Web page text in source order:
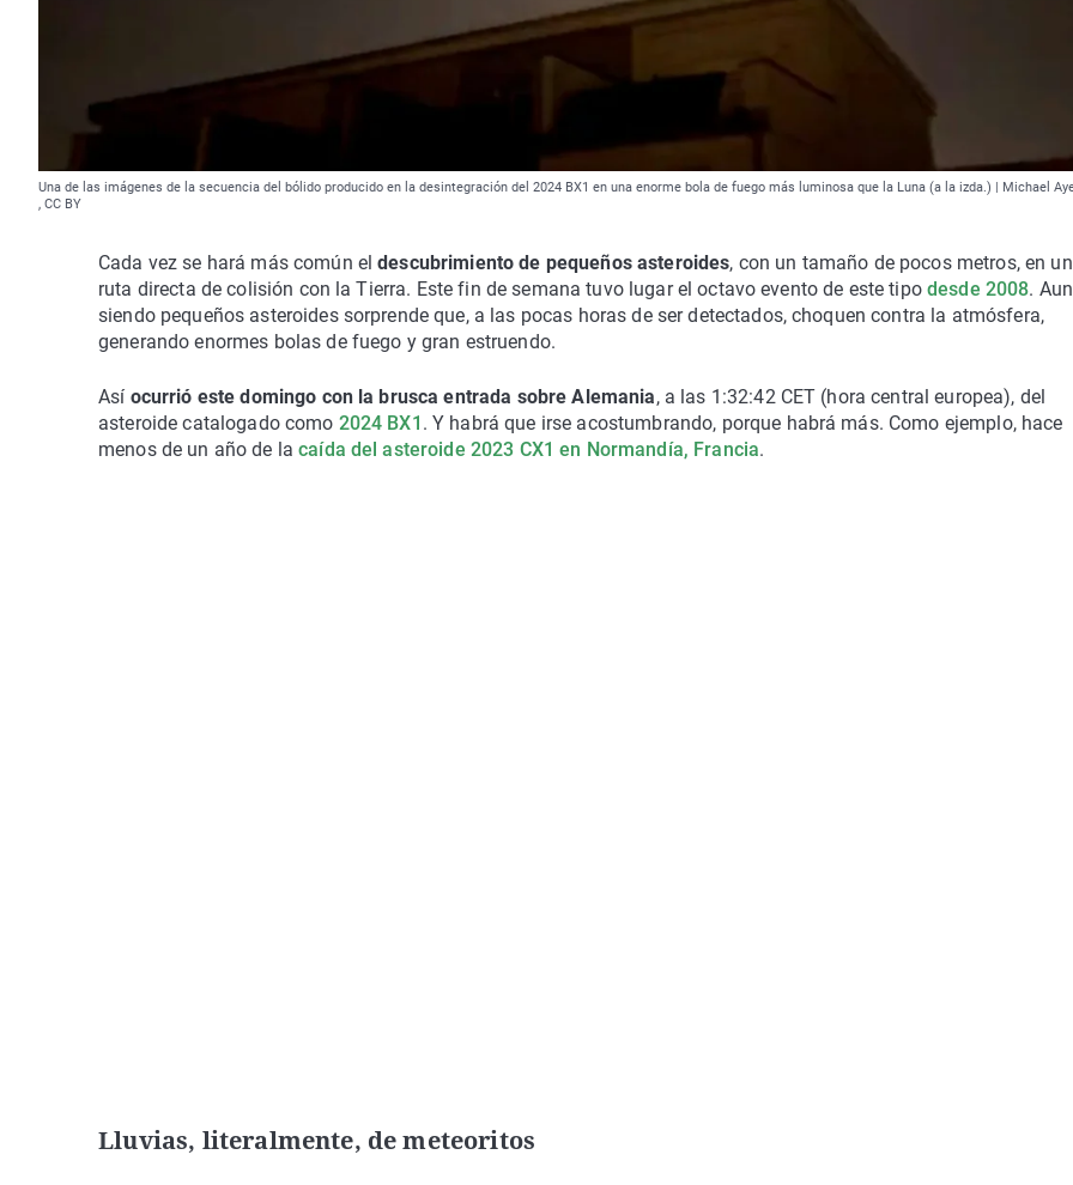
Una de las imágenes de la secuencia del bólido producido en la desintegración del 2024 BX1 en una enorme bola de fuego más luminosa que la Luna (a la izda.) | Michael
, CC BY
Cada vez se hará más común eldescubrimiento de pequeños asteroides, con un tamaño de pocos metros, en
ruta directa de colisión con la Tierra. Este fin de semana tuvo lugar el octavo evento de este tipodesde 2008. Aun
siendo pequeños asteroides sorprende que, a las pocas horas de ser detectados, choquen contra la atmósfera,
generando enormes bolas de fuego y gran estruendo.
Así ocurrió este domingo con la brusca entrada sobre Alemania, a las 1:32:42 CET (hora central europea), del
asteroide catalogado como 2024 BX1 . Y habrá que irse acostumbrando, porque habrá más. Como ejemplo, hace
menos de un año de lacaída del asteroide 2023 CX1 en Normandía, Francia.
Lluvias, literalmente, de meteoritos